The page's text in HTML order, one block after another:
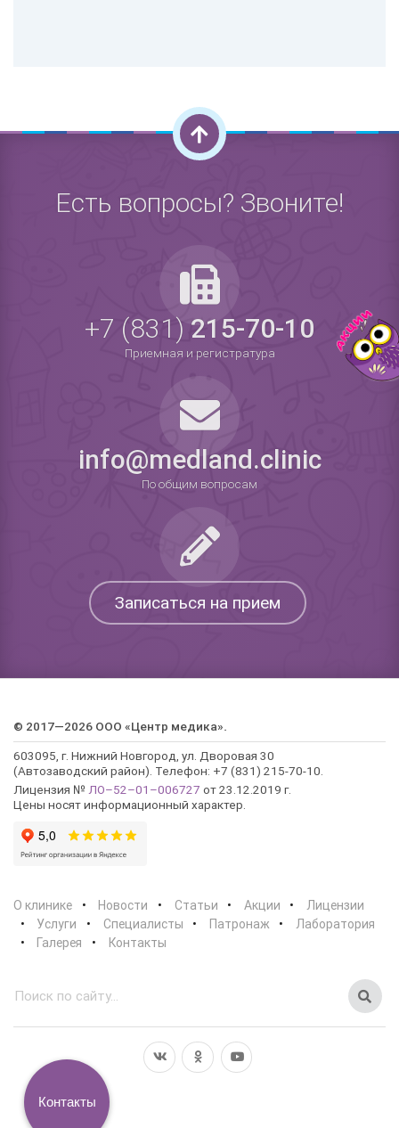
Есть вопросы? Звоните!
+7 (831)215-70-10
Приемная и регистратура
info@medland.clinic
По общим вопросам
Записаться на прием
© 2017—2026 ООО «Центр медика».
603095, г. Нижний Новгород, ул. Дворовая 30
(Автозаводский район). Телефон: +7 (831) 215-70-10.
Лицензия № ЛО–52–01–006727 от 23.12.2019 г.
Цены носят информационный характер.
О клинике Новости Статьи Акции
Лицензии
Услуги
Специалисты Патронаж
Лаборатория
Галерея
Контакты
Контакты